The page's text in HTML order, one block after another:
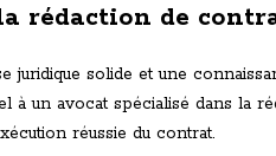
rédaction de
juridique solide et une
à un avocat spécialisé dans la
réussie du contrat.